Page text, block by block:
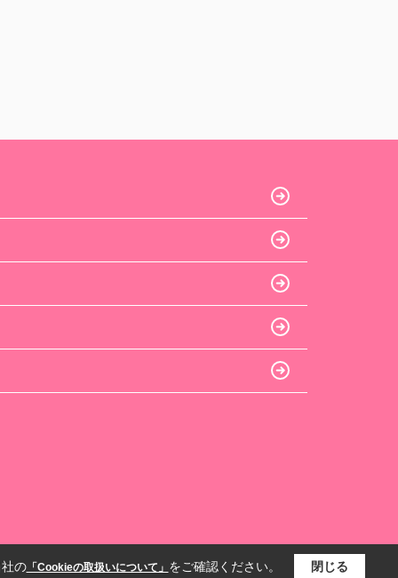
の「Cookieの取扱いについて」 をご確認ください。 閉じる